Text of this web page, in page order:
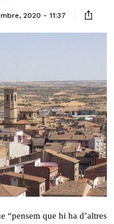
2020 - 11:37
“pensem que hi ha d’altres